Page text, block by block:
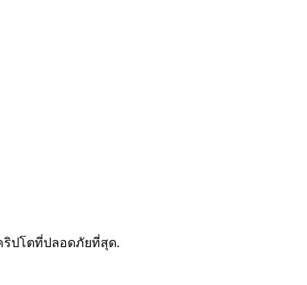
กการซื้อขาย
ริปโตที่ปลอดภัยที่สุด.